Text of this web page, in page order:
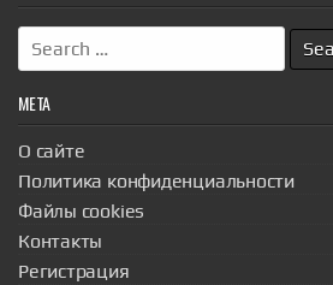
Search
for:
МЕТА
О сайте
Политика конфиденциальности
Файлы cookies
Контакты
Регистрация